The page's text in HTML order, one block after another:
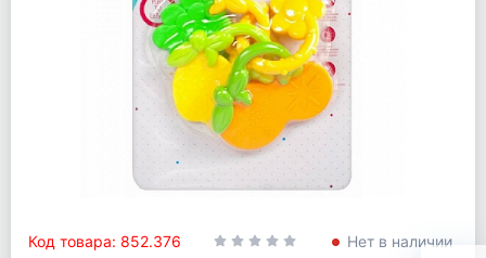
Код товара: 852.376 Нет в наличии